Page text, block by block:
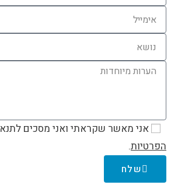
אני מאשר שקראתי ואני מסכים לתנאי
הפרטיות.
שלח